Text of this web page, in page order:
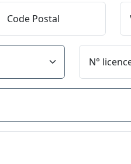
Code Postal
N°